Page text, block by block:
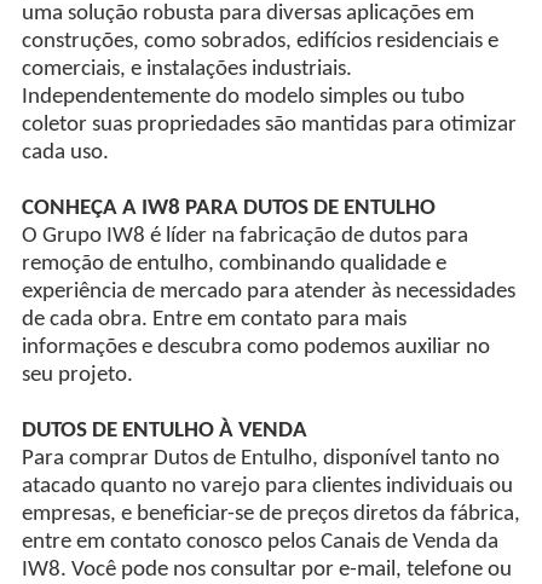
uma solução robusta para diversas aplicações em
construções, como sobrados, edifícios residenciais e
comerciais, e instalações industriais.
Independentemente do modelo simples ou tubo
coletor suas propriedades são mantidas para otimizar
cada uso.
CONHEÇA A IW8 PARA DUTOS DE ENTULHO
O Grupo IW8 é líder na fabricação de dutos para
remoção de entulho, combinando qualidade e
experiência de mercado para atender às necessidades
de cada obra. Entre em contato para mais
informações e descubra como podemos auxiliar no
seu projeto.
DUTOS DE ENTULHO À VENDA
Para comprar Dutos de Entulho, disponível tanto no
atacado quanto no varejo para clientes individuais ou
empresas, e beneficiar-se de preços diretos da fábrica,
entre em contato conosco pelos Canais de Venda da
IW8. Você pode nos consultar por e-mail, telefone ou